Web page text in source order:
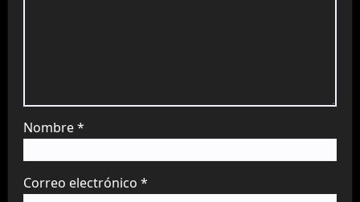
Nombre*
Correo electrónico *